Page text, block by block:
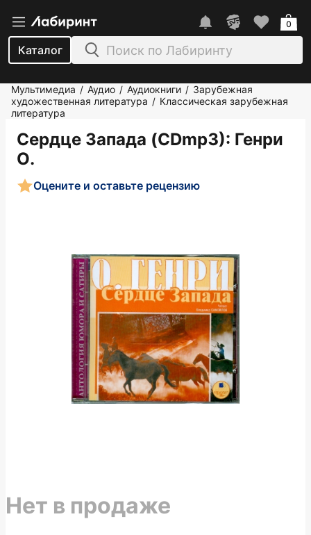
Каталог
0
Мультимедиа / Аудио / Аудиокниги / Зарубежная
художественная литература / Классическая зарубежная
литература
Сердце Запада (CDmp3): Генри
О.
Оцените и оставьте рецензию
Нет в продаже